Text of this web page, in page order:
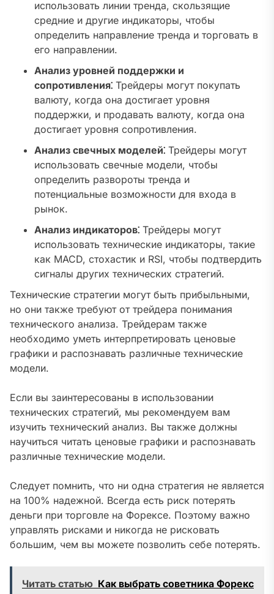
использовать линии тренда, скользящие
средние и другие индикаторы, чтобы
определить направление тренда и торговать в
его направлении.
Анализ уровней поддержки и
сопротивления⁚ Трейдеры могут покупать
валюту, когда она достигает уровня
поддержки, и продавать валюту, когда она
достигает уровня сопротивления.
Анализ свечных моделей⁚ Трейдеры могут
использовать свечные модели, чтобы
определить развороты тренда и
потенциальные возможности для входа в
рынок.
Анализ индикаторов⁚ Трейдеры могут
использовать технические индикаторы, такие
как MACD, стохастик и RSI, чтобы подтвердить
сигналы других технических стратегий.
Технические стратегии могут быть прибыльными,
но они также требуют от трейдера понимания
технического анализа. Трейдерам также
необходимо уметь интерпретировать ценовые
графики и распознавать различные технические
модели.
Если вы заинтересованы в использовании
технических стратегий, мы рекомендуем вам
изучить технический анализ. Вы также должны
научиться читать ценовые графики и распознавать
различные технические модели.
Следует помнить, что ни одна стратегия не является
на 100% надежной. Всегда есть риск потерять
деньги при торговле на Форексе. Поэтому важно
управлять рисками и никогда не рисковать
большим, чем вы можете позволить себе потерять.
Читать статью Как выбрать советника Форекс